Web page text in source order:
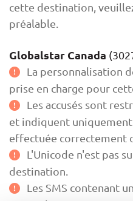
cette destination,
préalable.
Globalstar Canada
La personnalisation
prise en charge pour
Les accusés sont
et indiquent
effectuée correctement
L'Unicode n'est pas
destination.
Les SMS contenant